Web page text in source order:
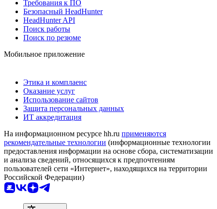
Требования к ПО
Безопасный HeadHunter
HeadHunter API
Поиск работы
Поиск по резюме
Мобильное приложение
Этика и комплаенс
Оказание услуг
Использование сайтов
Защита персональных данных
ИТ аккредитация
На информационном ресурсе hh.ru применяются
рекомендательные технологии (информационные технологии
предоставления информации на основе сбора, систематизации
и анализа сведений, относящихся к предпочтениям
пользователей сети «Интернет», находящихся на территории
Российской Федерации)